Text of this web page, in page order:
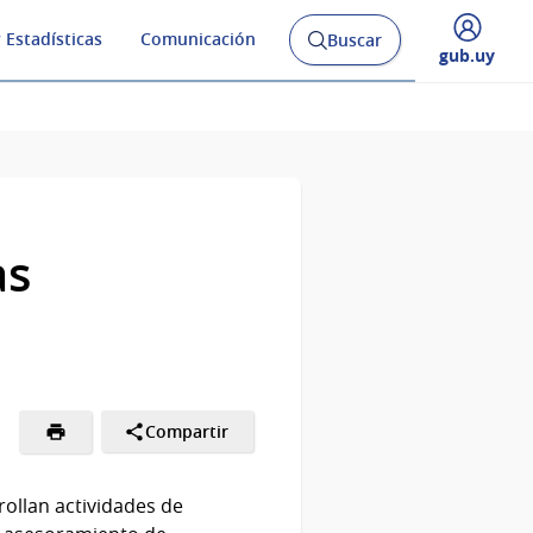
Estadísticas Comunicación
Abrir
buscador
Buscar
Desplegar
gub.uy
Compartir
actividades de